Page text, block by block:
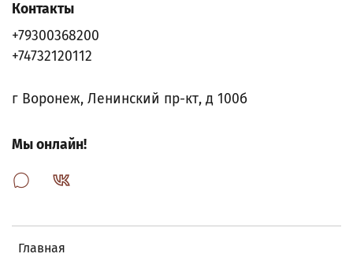
Главная
Контакты
+79300368200
+74732120112
г Воронеж, Ленинский пр-кт, д 100б
Мы онлайн!